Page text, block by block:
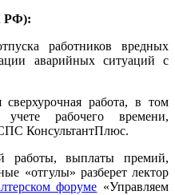
РФ):
работников вредных
аварийных ситуаций с
сверхурочная работа, в том
рабочего времени,
КонсультантПлюс.
работы, выплаты премий,
«отгулы» разберет лектор
форуме «Управляем